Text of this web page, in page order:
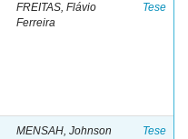
FREITAS, Flávio
Ferreira
Tese
MENSAH, Johnson
Tese